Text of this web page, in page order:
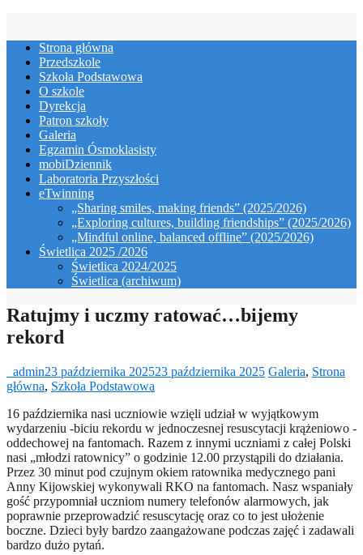
contentStrona główna
Przedszkole
Szkoła Podstawowa
O szkole
Dyrekcja
Patron szkoły
Galeria
Egzamin Ósmoklasisty
mobiDziennik
Laboratoria Przyszłości
eTwinning
„Sharing smiles, making friends” (2025/2026)
„Exploring cultures, building friendships” (2025/2026)
„Mindful online, balanced offline” (2025/2026)
Świetlica 2025 /2026
Świetlica 2024/2025
Świetlica (archiwum)
Ratujmy i uczmy ratować…bijemy
rekord
_admin23 października 202523 października 2025 Galeria, Strona
główna, Szkoła Podstawowa
16 października nasi uczniowie wzięli udział w wyjątkowym
wydarzeniu -biciu rekordu w jednoczesnej resuscytacji krążeniowo -
oddechowej na fantomach. Razem z innymi uczniami z całej Polski
nasi „młodzi ratownicy” o godzinie 12.00 przystąpili do działania.
Przez 30 minut pod czujnym okiem ratownika medycznego pani
Anny Kijowskiej wykonywali RKO na fantomach. Nasz wspaniały
gość przypomniał uczniom numery telefonów alarmowych, jak
poprawnie przeprowadzić resuscytację oraz co to jest ułożenie
boczne. Dzieci były bardzo zaangażowane podczas zajęć i zadawali
bardzo dużo pytań.